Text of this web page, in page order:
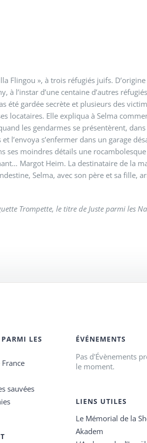
Flingou », à trois réfugiés juifs.
l’instar d’une centaine d’autres
été gardée secrète et plusieurs des
locataires. Elle expliqua à Selma
les gendarmes se présentèrent,
l’envoya s’enfermer dans un garage
moindres détails une rocambolesque
Margot Heim. La destinataire de la
Selma, avec son père et sa fille,
Trompette, le titre de Juste parmi les
PARMI LES
France
sauvées
ÉVÉNEMENTS
Pas d'Évènements
le moment.
LIENS UTILES
Le Mémorial de la
Akadem